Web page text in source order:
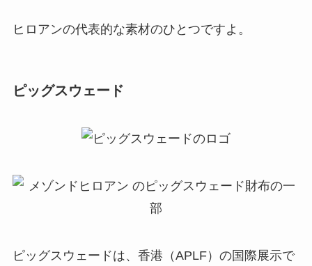
ヒロアンの代表的な素材のひとつですよ。
ピッグスウェード
ピッグスウェードは、香港（APLF）の国際展示で